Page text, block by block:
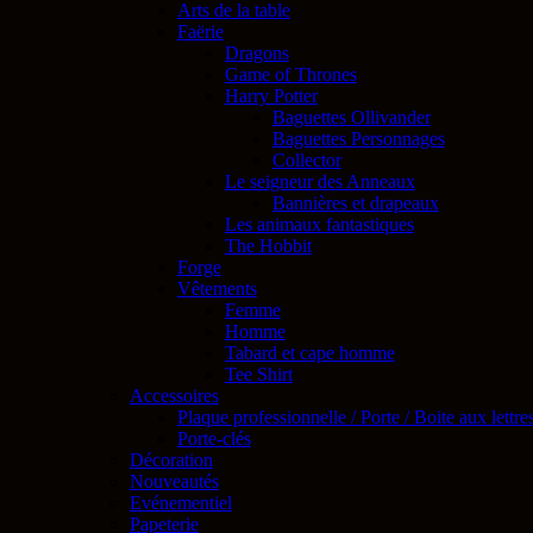
Arts de la table
Faërie
Dragons
Game of Thrones
Harry Potter
Baguettes Ollivander
Baguettes Personnages
Collector
Le seigneur des Anneaux
Bannières et drapeaux
Les animaux fantastiques
The Hobbit
Forge
Vêtements
Femme
Homme
Tabard et cape homme
Tee Shirt
Accessoires
Plaque professionnelle / Porte / Boite aux
Porte-clés
Décoration
Nouveautés
Evénementiel
Papeterie